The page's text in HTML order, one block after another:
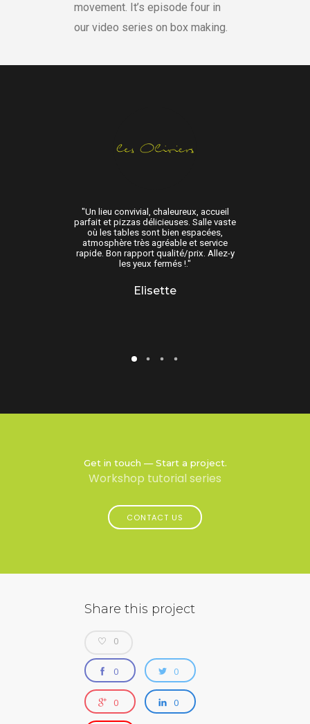
movement. It’s episode four in
our video series on box making.
"Un lieu convivial, chaleureux, accueil
parfait et pizzas délicieuses. Salle vaste
où les tables sont bien espacées,
atmosphère très agréable et service
rapide. Bon rapport qualité/prix. Allez-y
les yeux fermés !."
Elisette
Get in touch — Start a project.
Workshop tutorial series
CONTACT US
Share this project
0
0 0
0 0